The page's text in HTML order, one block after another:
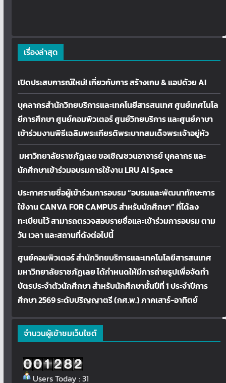
เรื่องล่าสุด
เปิดประสบการณ์ใหม่! เกี่ยวกับการ สร้างเกม & แอปด้วย AI
บุคลากรสำนักวิทยบริการและเทคโนยีสารสนเทศ ศูนย์เทศโนโล
ยีการศึกษา ศูนย์คอมพิวเตอร์ ศูนย์วิทยบริการ และศูนย์ภาษา
เข้าร่วมงานพิธีเฉลิมพระเกียรติพระบาทสมเด็จพระเจ้าอยู่หัว
มหาวิทยาลัยราชภัฏเลย ขอเชิญชวนอาจารย์ บุคลากร และ
นักศึกษาเข้าร่วมอบรมการใช้งาน LRU AI Space
ประกาศรายชื่อผู้เข้าร่วมการอบรม “อบรมและพัฒนาทักษะการ
ใช้งาน CANVA FOR CAMPUS สำหรับนักศึกษา” ที่ได้ลง
ทะเบียนไว้ สามารถตรวจสอบรายชื่อและเข้าร่วมการอบรม ตาม
วัน เวลา และสถานที่ดังต่อไปนี้
ศูนย์คอมพิวเตอร์ สำนักวิทยบริการและเทคโนโลยีสารสนเทศ
มหาวิทยาลัยราชภัฏเลย ได้กำหนดให้มีการถ่ายรูปเพื่อจัดทำ
บัตรประจำตัวนักศึกษา สำหรับนักศึกษาชั้นปีที่ 1 ประจำปีการ
ศึกษา 2569 ระดับปริญญาตรี (กศ.พ.) ภาคเสาร์-อาทิตย์
จำนวนผู้เข้าชมเว็บไซต์
Users Today : 31